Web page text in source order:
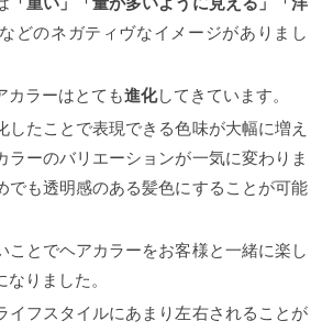
などのネガティヴなイメージがありまし
カラーはとても進化してきています。
したことで表現できる色味が大幅に増え
ラーのバリエーションが一気に変わりま
でも透明感のある髪色にすることが可能
ことでヘアカラーをお客様と一緒に楽し
りました。
イフスタイルにあまり左右されることが